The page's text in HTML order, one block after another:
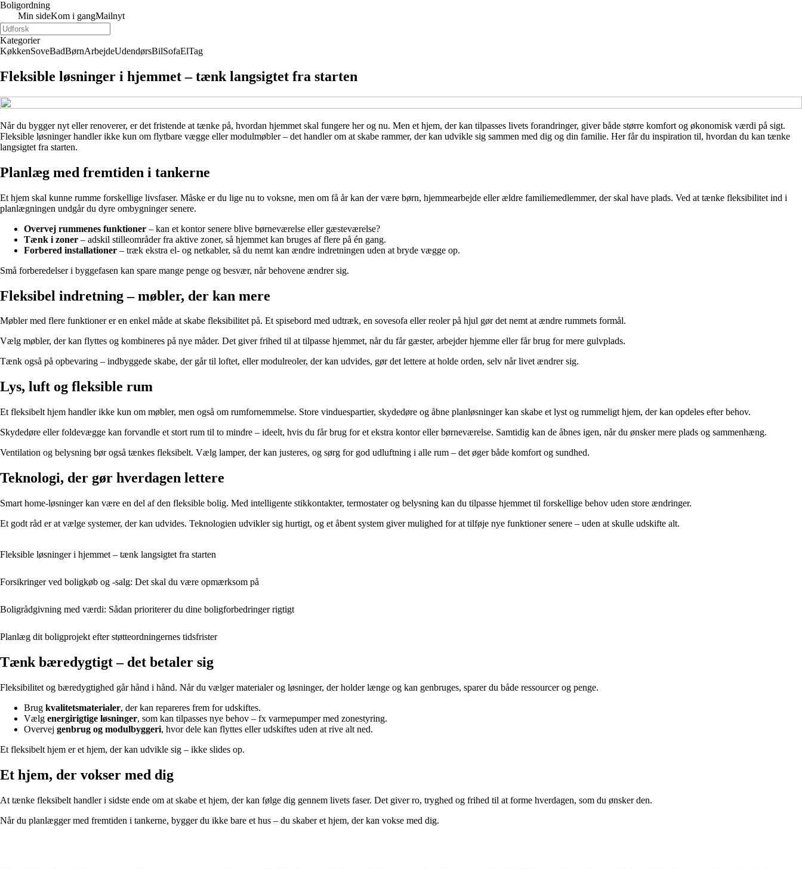
Boligordning
Min sideKom i gangMailnyt
Kategorier
KøkkenSoveBadBørnArbejdeUdendørsBilSofaElTag
Fleksible løsninger i hjemmet – tænk langsigtet fra starten
Når du bygger nyt eller renoverer, er det fristende at tænke på, hvordan hjemmet skal fungere her og nu. Men et hjem, der kan tilpasses livets forandringer, giver både større komfort og økonomisk værdi på sigt.
Fleksible løsninger handler ikke kun om flytbare vægge eller modulmøbler – det handler om at skabe rammer, der kan udvikle sig sammen med dig og din familie. Her får du inspiration til, hvordan du kan tænke
langsigtet fra starten.
Planlæg med fremtiden i tankerne
Et hjem skal kunne rumme forskellige livsfaser. Måske er du lige nu to voksne, men om få år kan der være børn, hjemmearbejde eller ældre familiemedlemmer, der skal have plads. Ved at tænke fleksibilitet ind i
planlægningen undgår du dyre ombygninger senere.
Overvej rummenes funktioner – kan et kontor senere blive børneværelse eller gæsteværelse?
Tænk i zoner – adskil stilleområder fra aktive zoner, så hjemmet kan bruges af flere på én gang.
Forbered installationer – træk ekstra el- og netkabler, så du nemt kan ændre indretningen uden at bryde vægge op.
Små forberedelser i byggefasen kan spare mange penge og besvær, når behovene ændrer sig.
Fleksibel indretning – møbler, der kan mere
Møbler med flere funktioner er en enkel måde at skabe fleksibilitet på. Et spisebord med udtræk, en sovesofa eller reoler på hjul gør det nemt at ændre rummets formål.
Vælg møbler, der kan flyttes og kombineres på nye måder. Det giver frihed til at tilpasse hjemmet, når du får gæster, arbejder hjemme eller får brug for mere gulvplads.
Tænk også på opbevaring – indbyggede skabe, der går til loftet, eller modulreoler, der kan udvides, gør det lettere at holde orden, selv når livet ændrer sig.
Lys, luft og fleksible rum
Et fleksibelt hjem handler ikke kun om møbler, men også om rumfornemmelse. Store vinduespartier, skydedøre og åbne planløsninger kan skabe et lyst og rummeligt hjem, der kan opdeles efter behov.
Skydedøre eller foldevægge kan forvandle et stort rum til to mindre – ideelt, hvis du får brug for et ekstra kontor eller børneværelse. Samtidig kan de åbnes igen, når du ønsker mere plads og sammenhæng.
Ventilation og belysning bør også tænkes fleksibelt. Vælg lamper, der kan justeres, og sørg for god udluftning i alle rum – det øger både komfort og sundhed.
Teknologi, der gør hverdagen lettere
Smart home-løsninger kan være en del af den fleksible bolig. Med intelligente stikkontakter, termostater og belysning kan du tilpasse hjemmet til forskellige behov uden store ændringer.
Et godt råd er at vælge systemer, der kan udvides. Teknologien udvikler sig hurtigt, og et åbent system giver mulighed for at tilføje nye funktioner senere – uden at skulle udskifte alt.
Fleksible løsninger i hjemmet – tænk langsigtet fra starten
Forsikringer ved boligkøb og -salg: Det skal du være opmærksom på
Boligrådgivning med værdi: Sådan prioriterer du dine boligforbedringer rigtigt
Planlæg dit boligprojekt efter støtteordningernes tidsfrister
Tænk bæredygtigt – det betaler sig
Fleksibilitet og bæredygtighed går hånd i hånd. Når du vælger materialer og løsninger, der holder længe og kan genbruges, sparer du både ressourcer og penge.
Brug kvalitetsmaterialer, der kan repareres frem for udskiftes.
Vælg energirigtige løsninger, som kan tilpasses nye behov – fx varmepumper med zonestyring.
Overvej genbrug og modulbyggeri, hvor dele kan flyttes eller udskiftes uden at rive alt ned.
Et fleksibelt hjem er et hjem, der kan udvikle sig – ikke slides op.
Et hjem, der vokser med dig
At tænke fleksibelt handler i sidste ende om at skabe et hjem, der kan følge dig gennem livets faser. Det giver ro, tryghed og frihed til at forme hverdagen, som du ønsker den.
Når du planlægger med fremtiden i tankerne, bygger du ikke bare et hus – du skaber et hjem, der kan vokse med dig.